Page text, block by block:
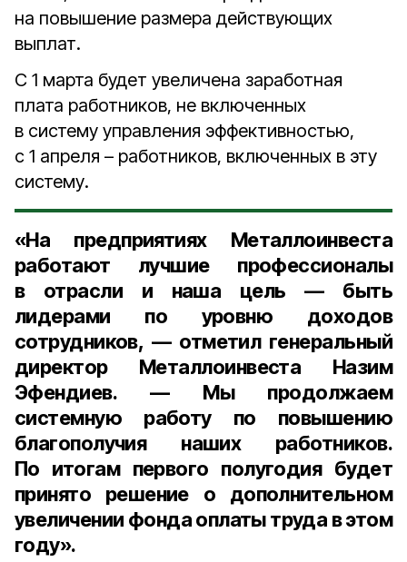
на повышение размера действующих
выплат.
С 1 марта будет увеличена заработная
плата работников, не включенных
в систему управления эффективностью,
с 1 апреля – работников, включенных в эту
систему.
«На предприятиях Металлоинвеста
работают лучшие профессионалы
в отрасли и наша цель — быть
лидерами по уровню доходов
сотрудников, — отметил генеральный
директор Металлоинвеста Назим
Эфендиев. — Мы продолжаем
системную работу по повышению
благополучия наших работников.
По итогам первого полугодия будет
принято решение о дополнительном
увеличении фонда оплаты труда в этом
году».